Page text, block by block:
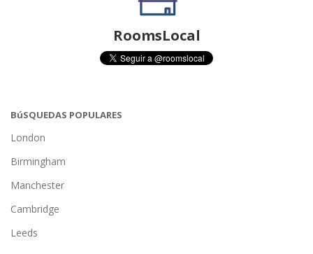
RoomsLocal
BúSQUEDAS POPULARES
London
Birmingham
Manchester
Cambridge
Leeds